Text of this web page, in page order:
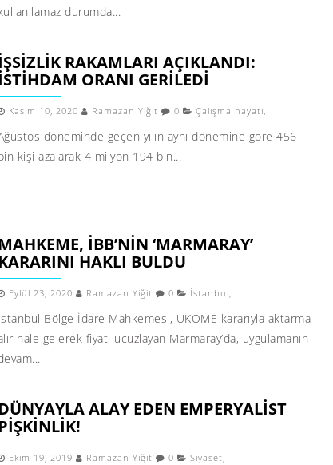
durumda...
RAKAMLARI AÇIKLANDI:
ORANI GERILEDI
Kasım 10, 2020 Ramazan Yiğit 0 Çalışma hayatı,
döneminde geçen yılın aynı dönemine göre 456
kişi azalarak 4 milyon 194 bin...
İBB’NIN ‘MARMARAY’
HAKLI BULDU
Eylül 23, 2020 Ramazan Yiğit 0 İstanbul,
Bölge İdare Mahkemesi, UKOME kararıyla aktarma
hale gelerek fiyatı ucuzlayan Marmaray’da, uygulamanın
ALAY EDEN EMPERYALIST
Ekim 19, 2019 Ramazan Yiğit 0 Siyaset,